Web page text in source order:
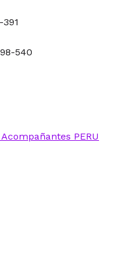
540
PERU